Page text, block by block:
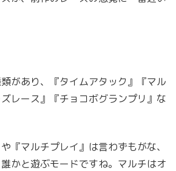
があり、『タイムアタック』『マル
レース』『チョコボグランプリ』な
『マルチプレイ』は言わずもがな、
かと遊ぶモードですね。マルチはオ